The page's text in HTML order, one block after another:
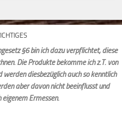
§6 bin ich dazu verpflichtet, diese
Die Produkte bekomme ich z.T. von
werden diesbezüglich auch so kenntlich
aber davon nicht beeinflusst und
eigenem Ermessen.